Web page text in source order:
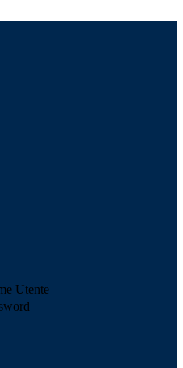
Utente